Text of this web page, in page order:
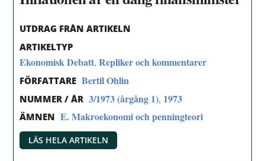
UTDRAG FRÅN ARTIKELN
ARTIKELTYP
Ekonomisk Debatt,Repliker och kommentarer
FÖRFATTARE Bertil Ohlin
NUMMER / ÅR 3/1973 (årgång 1), 1973
ÄMNEN E. Makroekonomi och penningteori
LÄS HELA ARTIKELN